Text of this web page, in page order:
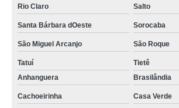
Rio Claro Salto
Santa Bárbara dOeste Sorocaba
São Miguel Arcanjo São Roque
Tatuí
Tietê
Anhanguera
Brasilândia
Cachoeirinha Casa Verde